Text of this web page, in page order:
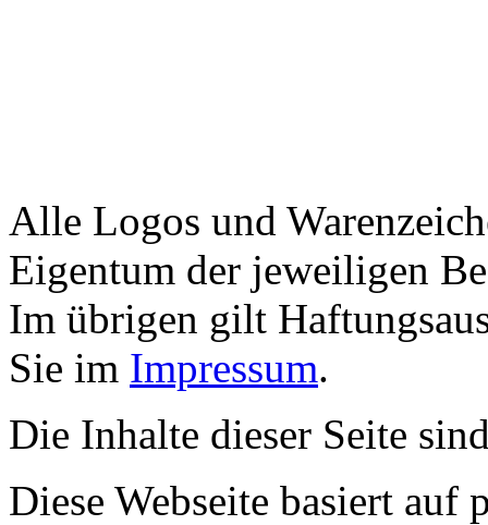
Alle Logos und
Eigentum der jeweiligen
Im übrigen gilt
Sie im Impressum.
Die Inhalte dieser Seite
Diese Webseite basiert auf